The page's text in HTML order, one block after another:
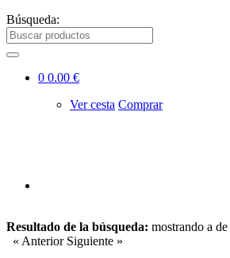
Búsqueda:
0 0.00 €
Ver cesta Comprar
Resultado de la búsqueda: mostrando a de
« Anterior Siguiente »